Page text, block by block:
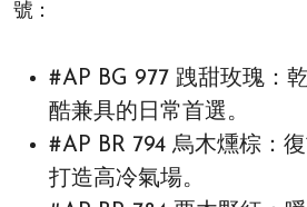
號：
#AP BG 977 跩甜玫瑰：
酷兼具的日常首選。
#AP BR 794 烏木燻棕：
打造高冷氣場。